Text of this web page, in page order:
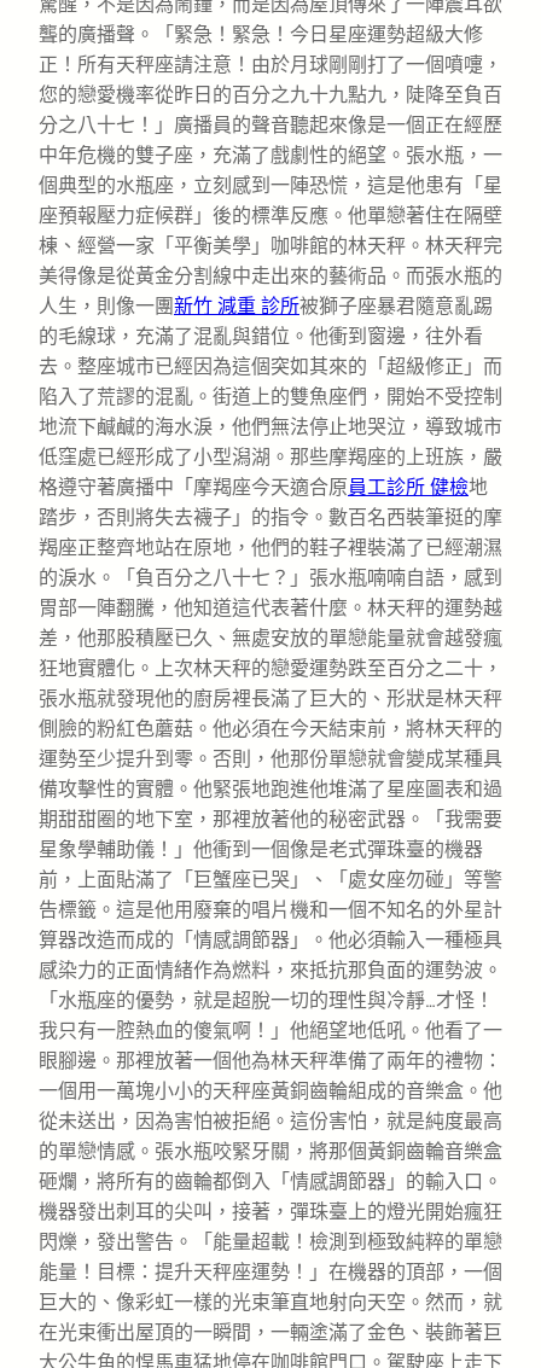
聾的廣播聲。「緊急！緊急！今日星座運勢超級大修
正！所有天秤座請注意！由於月球剛剛打了一個噴嚏，
您的戀愛機率從昨日的百分之九十九點九，陡降至負百
分之八十七！」廣播員的聲音聽起來像是一個正在經歷
中年危機的雙子座，充滿了戲劇性的絕望。張水瓶，一
個典型的水瓶座，立刻感到一陣恐慌，這是他患有「星
座預報壓力症候群」後的標準反應。他單戀著住在隔壁
棟、經營一家「平衡美學」咖啡館的林天秤。林天秤完
美得像是從黃金分割線中走出來的藝術品。而張水瓶的
人生，則像一團新竹 減重 診所被獅子座暴君隨意亂踢
的毛線球，充滿了混亂與錯位。他衝到窗邊，往外看
去。整座城市已經因為這個突如其來的「超級修正」而
陷入了荒謬的混亂。街道上的雙魚座們，開始不受控制
地流下鹹鹹的海水淚，他們無法停止地哭泣，導致城市
低窪處已經形成了小型潟湖。那些摩羯座的上班族，嚴
格遵守著廣播中「摩羯座今天適合原員工診所 健檢地
踏步，否則將失去襪子」的指令。數百名西裝筆挺的摩
羯座正整齊地站在原地，他們的鞋子裡裝滿了已經潮濕
的淚水。「負百分之八十七？」張水瓶喃喃自語，感到
胃部一陣翻騰，他知道這代表著什麼。林天秤的運勢越
差，他那股積壓已久、無處安放的單戀能量就會越發瘋
狂地實體化。上次林天秤的戀愛運勢跌至百分之二十，
張水瓶就發現他的廚房裡長滿了巨大的、形狀是林天秤
側臉的粉紅色蘑菇。他必須在今天結束前，將林天秤的
運勢至少提升到零。否則，他那份單戀就會變成某種具
備攻擊性的實體。他緊張地跑進他堆滿了星座圖表和過
期甜甜圈的地下室，那裡放著他的秘密武器。「我需要
星象學輔助儀！」他衝到一個像是老式彈珠臺的機器
前，上面貼滿了「巨蟹座已哭」、「處女座勿碰」等警
告標籤。這是他用廢棄的唱片機和一個不知名的外星計
算器改造而成的「情感調節器」。他必須輸入一種極具
感染力的正面情緒作為燃料，來抵抗那負面的運勢波。
「水瓶座的優勢，就是超脫一切的理性與冷靜…才怪！
我只有一腔熱血的傻氣啊！」他絕望地低吼。他看了一
眼腳邊。那裡放著一個他為林天秤準備了兩年的禮物：
一個用一萬塊小小的天秤座黃銅齒輪組成的音樂盒。他
從未送出，因為害怕被拒絕。這份害怕，就是純度最高
的單戀情感。張水瓶咬緊牙關，將那個黃銅齒輪音樂盒
砸爛，將所有的齒輪都倒入「情感調節器」的輸入口。
機器發出刺耳的尖叫，接著，彈珠臺上的燈光開始瘋狂
閃爍，發出警告。「能量超載！檢測到極致純粹的單戀
能量！目標：提升天秤座運勢！」在機器的頂部，一個
巨大的、像彩虹一樣的光束筆直地射向天空。然而，就
在光束衝出屋頂的一瞬間，一輛塗滿了金色、裝飾著巨
大公牛角的悍馬車猛地停在咖啡館門口。駕駛座上走下